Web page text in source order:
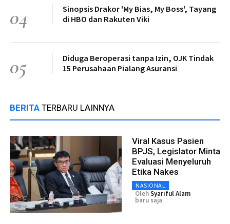
04
Sinopsis Drakor 'My Bias, My Boss', Tayang
di HBO dan Rakuten Viki
05
Diduga Beroperasi tanpa Izin, OJK Tindak
15 Perusahaan Pialang Asuransi
BERITA TERBARU LAINNYA
Viral Kasus Pasien
BPJS, Legislator Minta
Evaluasi Menyeluruh
Etika Nakes
NASIONAL
OlehSyariful Alam
baru saja